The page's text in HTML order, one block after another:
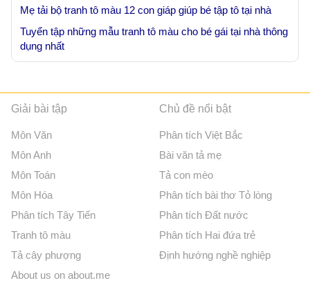
Mẹ tải bộ tranh tô màu 12 con giáp giúp bé tập tô tại nhà
Tuyển tập những mẫu tranh tô màu cho bé gái tại nhà thông
dụng nhất
Giải bài tập
Môn Văn
Môn Anh
Môn Toán
Môn Hóa
Phân tích Tây Tiến
Tranh tô màu
Tả cây phượng
About us on about.me
Chủ đề nổi bật
Phân tích Việt Bắc
Bài văn tả mẹ
Tả con mèo
Phân tích bài thơ Tỏ lòng
Phân tích Đất nước
Phân tích Hai đứa trẻ
Định hướng nghề nghiệp